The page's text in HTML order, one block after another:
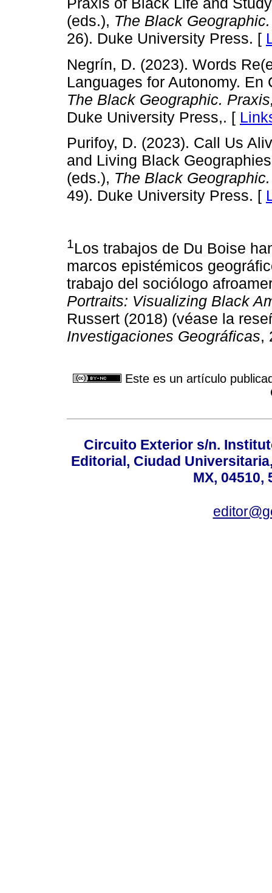
(eds.), The Black
26). Duke University Press. [
Negrín, D. (2023). Words
Languages for Autonomy.
The Black Geographic.
Duke University Press,. [
Purifoy, D. (2023). Call Us
and Living Black
(eds.), The Black
49). Duke University Press. [
1Los trabajos de Du Boise
marcos epistémicos
trabajo del sociólogo
Portraits: Visualizing Black
Russert (2018) (véase la
Investigaciones Geográficas,
Este es un artículo
Circuito Exterior s/n.
Editorial, Ciudad
MX, 04510,